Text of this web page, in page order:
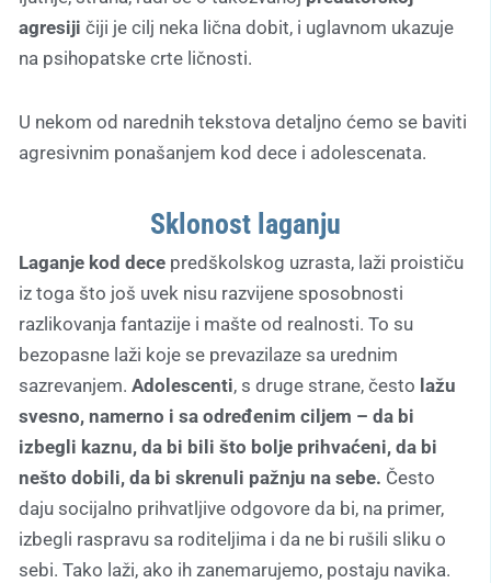
agresiji čiji je cilj neka lična dobit, i uglavnom ukazuje
na psihopatske crte ličnosti.
U nekom od narednih tekstova detaljno ćemo se baviti
agresivnim ponašanjem kod dece i adolescenata.
Sklonost laganju
Laganje kod dece predškolskog uzrasta, laži proističu
iz toga što još uvek nisu razvijene sposobnosti
razlikovanja fantazije i mašte od realnosti. To su
bezopasne laži koje se prevazilaze sa urednim
sazrevanjem. Adolescenti, s druge strane, često lažu
svesno, namerno i sa određenim ciljem – da bi
izbegli kaznu, da bi bili što bolje prihvaćeni, da bi
nešto dobili, da bi skrenuli pažnju na sebe. Često
daju socijalno prihvatljive odgovore da bi, na primer,
izbegli raspravu sa roditeljima i da ne bi rušili sliku o
sebi. Tako laži, ako ih zanemarujemo, postaju navika.